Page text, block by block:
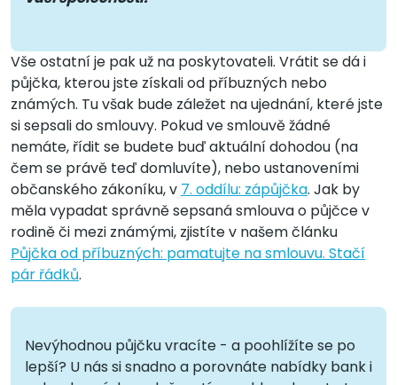
Vše ostatní je pak už na poskytovateli. Vrátit se dá i
půjčka, kterou jste získali od příbuzných nebo
známých. Tu však bude záležet na ujednání, které jste
si sepsali do smlouvy. Pokud ve smlouvě žádné
nemáte, řídit se budete buď aktuální dohodou (na
čem se právě teď domluvíte), nebo ustanoveními
občanského zákoníku, v 7. oddílu: zápůjčka. Jak by
měla vypadat správně sepsaná smlouva o půjčce v
rodině či mezi známými, zjistíte v našem článku
Půjčka od příbuzných: pamatujte na smlouvu. Stačí
pár řádků.
Nevýhodnou půjčku vracíte - a poohlížíte se po
lepší? U nás si snadno a porovnáte nabídky bank i